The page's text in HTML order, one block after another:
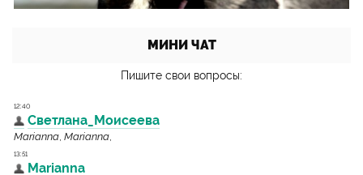
МИНИ ЧАТ
Пишите свои вопросы: